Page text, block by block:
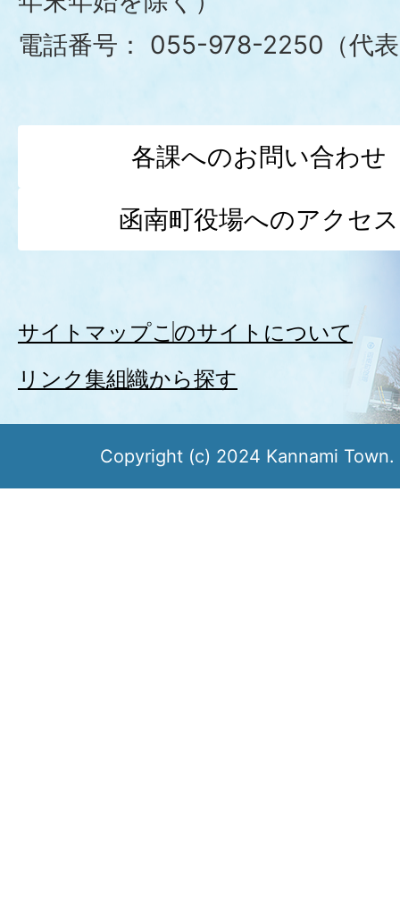
電話番号：
055-978-2250（代
各課へのお問い合わせ
函南町役場へのアクセス
サイトマップこのサイトについて
リンク集組織から探す
Copyright (c) 2024 Kannami